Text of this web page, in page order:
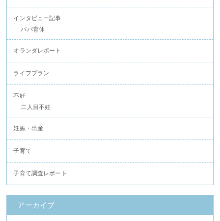
インタビュー記事
パパ育休
オランダレポート
ライフプラン
不妊
二人目不妊
妊娠・出産
子育て
子育て調査レポート
アーカイブ